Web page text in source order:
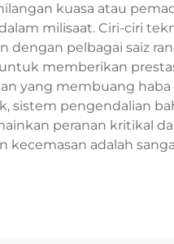
kuasa atau
milisaat. Ciri-ciri
dengan pelbagai saiz
memberikan
yang membuang haba
sistem pengendalian
peranan kritikal
adalah